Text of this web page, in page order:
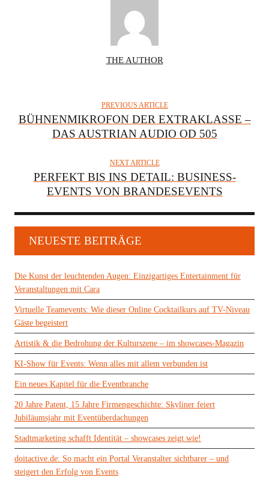
O
THE AUTHOR
PREVIOUS ARTICLE
BÜHNENMIKROFON DER EXTRAKLASSE –
DAS AUSTRIAN AUDIO OD 505
NEXT ARTICLE
PERFEKT BIS INS DETAIL: BUSINESS-
EVENTS VON BRANDESEVENTS
NEUESTE BEITRÄGE
Die Kunst der leuchtenden Augen: Einzigartiges Entertainment für
Veranstaltungen mit Cara
Virtuelle Teamevents: Wie dieser Online Cocktailkurs auf TV-Niveau
Gäste begeistert
Artistik & die Bedrohung der Kulturszene – im showcases-Magazin
KI-Show für Events: Wenn alles mit allem verbunden ist
Ein neues Kapitel für die Eventbranche
20 Jahre Patent, 15 Jahre Firmengeschichte: Skyliner feiert
Jubiläumsjahr mit Eventüberdachungen
Stadtmarketing schafft Identität – showcases zeigt wie!
doitactive.de: So macht ein Portal Veranstalter sichtbarer – und
steigert den Erfolg von Events